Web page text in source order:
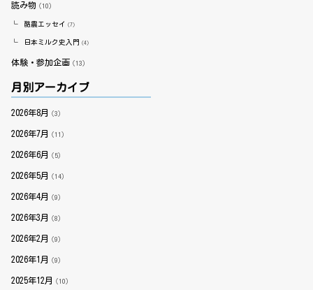
読み物（10）
酪農エッセイ （7）
日本ミルク史入門（4）
体験・参加企画（13）
月別アーカイブ
2026年8月 （3）
2026年7月 （11）
2026年6月 （5）
2026年5月 （14）
2026年4月 （9）
2026年3月 （8）
2026年2月 （9）
2026年1月 （9）
2025年12月 （10）